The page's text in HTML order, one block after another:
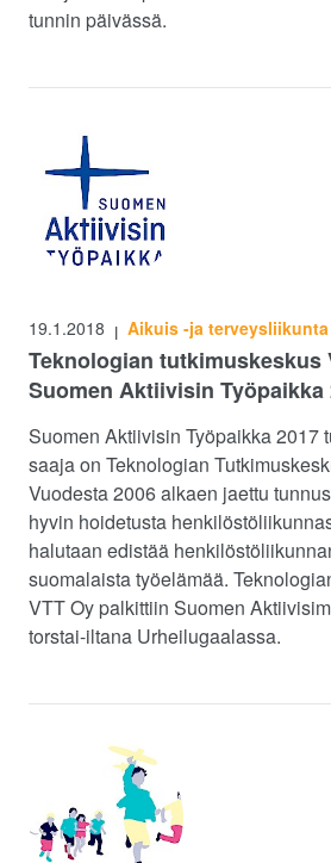
tunnin päivässä.
19.1.2018 | Aikuis -ja terveysliikunta
Teknologian tutkimuskeskus
Suomen Aktiivisin Työpaikka
Suomen Aktiivisin Työpaikka 2017
saaja on Teknologian
Vuodesta 2006 alkaen jaettu
hyvin hoidetusta
halutaan edistää
suomalaista työelämää.
VTT Oy palkittiin Suomen
torstai-iltana Urheilugaalassa.